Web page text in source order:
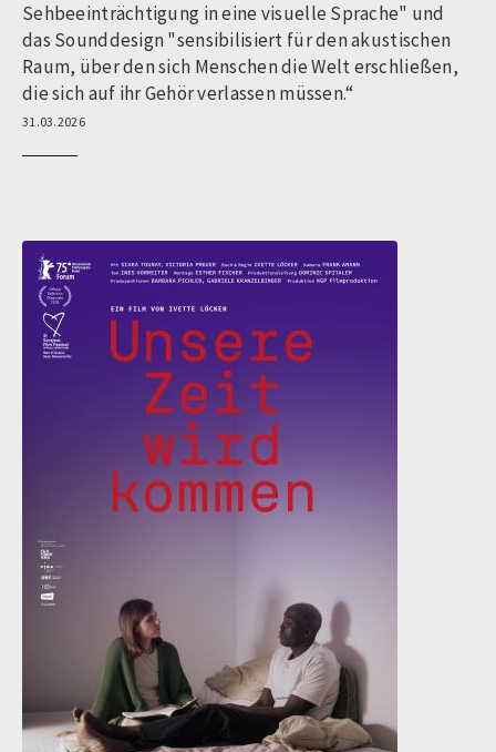
Sehbeeinträchtigung in eine visuelle Sprache" und
das Sounddesign "sensibilisiert für den akustischen
Raum, über den sich Menschen die Welt erschließen,
die sich auf ihr Gehör verlassen müssen.“
31.03.2026